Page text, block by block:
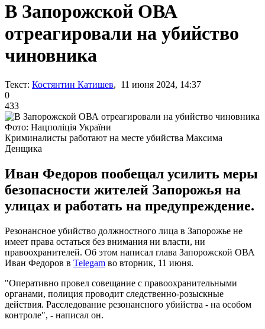
В Запорожской ОВА
отреагировали на убийство
чиновника
Текст: Костянтин Катишев, 11 июня 2024, 14:37
0
433
Фото: Нацполіція України
Криминалисты работают на месте убийства Максима
Денщика
Иван Федоров пообещал усилить меры
безопасности жителей Запорожья на
улицах и работать на предупреждение.
Резонансное убийство должностного лица в Запорожье не
имеет права остаться без внимания ни власти, ни
правоохранителей. Об этом написал глава Запорожской ОВА
Иван Федоров в Telegam во вторник, 11 июня.
"Оперативно провел совещание с правоохранительными
органами, полиция проводит следственно-розыскные
действия. Расследование резонансного убийства - на особом
контроле", - написал он.